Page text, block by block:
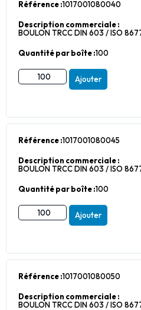
Référence :1017001080040
Description commerciale :
BOULON TRCC DIN 603 / ISO
Quantité par boîte :100
Ajouter
Référence :1017001080045
Description commerciale :
BOULON TRCC DIN 603 / ISO
Quantité par boîte :100
Ajouter
Référence :1017001080050
Description commerciale :
BOULON TRCC DIN 603 / ISO